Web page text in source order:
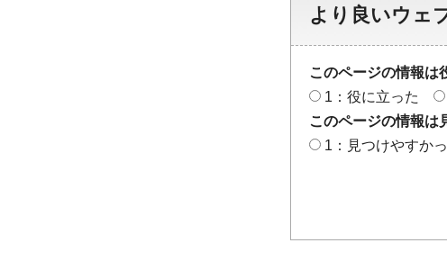
より良いウェ
このページの情報は
1：役に立った
このページの情報は
1：見つけやすか